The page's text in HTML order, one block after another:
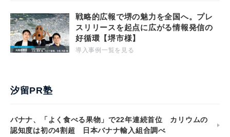
戦略的広報で堺の魅力を全国へ。プレ
スリリースを起点に広がる情報発信の
好循環【堺市様】
導入事例一覧を見る
汐留PR塾
バナナ、「よく食べる果物」で22年連続首位 カリウムの
認知度は初の4割超 日本バナナ輸入組合調べ